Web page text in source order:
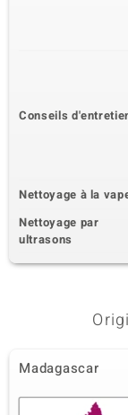
Conseils
Nettoyage à la
Nettoyage par
ultrasons
Madagascar